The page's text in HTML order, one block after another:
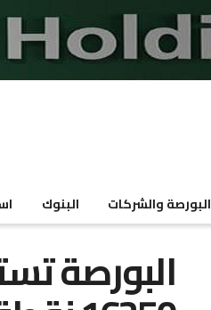
البورصة والشركات البنوك
البورصة